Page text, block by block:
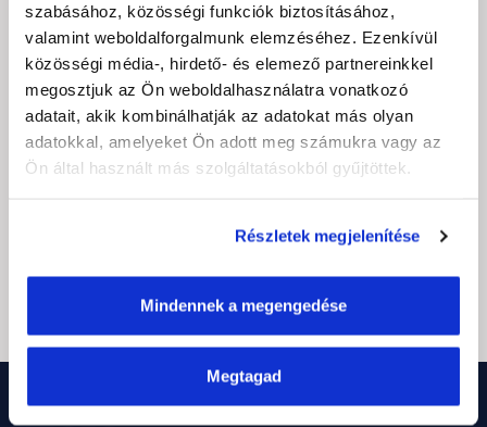
szabásához, közösségi funkciók biztosításához,
valamint weboldalforgalmunk elemzéséhez. Ezenkívül
közösségi média-, hirdető- és elemező partnereinkkel
megosztjuk az Ön weboldalhasználatra vonatkozó
adatait, akik kombinálhatják az adatokat más olyan
adatokkal, amelyeket Ön adott meg számukra vagy az
Ön által használt más szolgáltatásokból gyűjtöttek.
Részletek megjelenítése
Mindennek a megengedése
Megtagad
IRATKOZZON FEL A
HÍRLEVÉLRE
E-
Feliratkozás